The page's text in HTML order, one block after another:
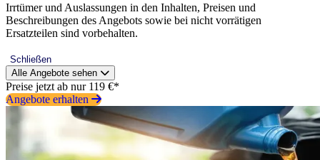
Irrtümer und Auslassungen in den Inhalten, Preisen und
Beschreibungen des Angebots sowie bei nicht vorrätigen
Ersatzteilen sind vorbehalten.
Schließen
Alle Angebote sehen
Preise jetzt ab nur 119 €*
Angebote erhalten